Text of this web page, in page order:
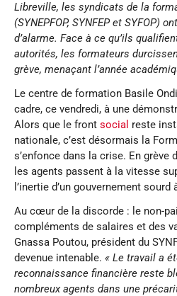
Libreville, les syndicats de la
(SYNEPFOP, SYNFEP et SYFOP)
d’alarme. Face à ce qu’ils
autorités, les formateurs
grève, menaçant l’année
Le centre de formation Basile
cadre, ce vendredi, à une
Alors que le front social reste
nationale, c’est désormais la
s’enfonce dans la crise. En grève
les agents passent à la vitesse
l’inertie d’un gouvernement
Au cœur de la discorde : le non-
compléments de salaires et des
Gnassa Poutou, président du
devenue intenable. « Le travail a
reconnaissance financière reste
nombreux agents dans une